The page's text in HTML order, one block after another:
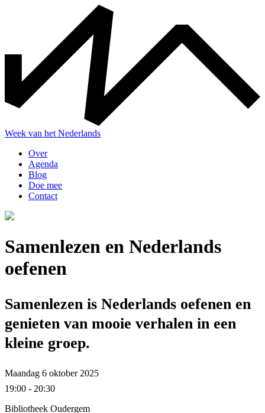
Week van het Nederlands
Over
Agenda
Blog
Doe mee
Contact
Samenlezen en Nederlands
oefenen
Samenlezen is Nederlands oefenen en
genieten van mooie verhalen in een
kleine groep.
Maandag 6 oktober 2025
19:00 - 20:30
Bibliotheek Oudergem